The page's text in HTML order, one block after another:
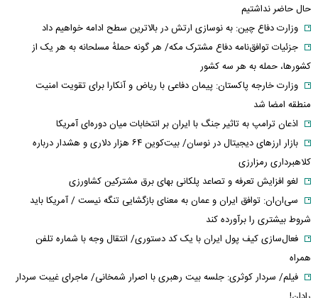
حال حاضر نداشتیم
وزارت دفاع چین: به نوسازی ارتش در بالاترین سطح ادامه خواهیم داد
جزئیات توافق‌نامه دفاع مشترک مکه/ هر گونه حملهٔ مسلحانه به هر یک از
کشورها، حمله به هر سه کشور
وزارت خارجه پاکستان: پیمان دفاعی با ریاض و آنکارا برای تقویت امنیت
منطقه امضا شد
اذعان ترامپ به تاثیر جنگ با ایران بر انتخابات میان دوره‌ای آمریکا
بازار ارزهای دیجیتال در نوسان/ بیت‌کوین ۶۴ هزار دلاری و هشدار درباره
کلاهبرداری رمزارزی
لغو افزایش تعرفه و تصاعد پلکانی بهای برق مشترکین کشاورزی
سی‌ان‌ان: توافق ایران و عمان به معنای بازگشایی تنگه نیست / آمریکا باید
شروط بیشتری را برآورده کند
فعال‌سازی کیف پول ایران با یک کد دستوری/ انتقال وجه با شماره تلفن
همراه
فیلم/ سردار کوثری: جلسه بیت رهبری با اصرار شمخانی/ ماجرای غیبت سردار